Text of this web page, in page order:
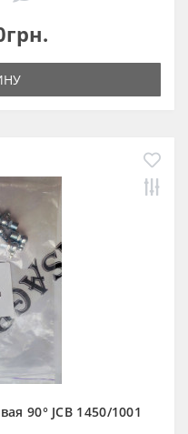
90° JCB 1450/1001